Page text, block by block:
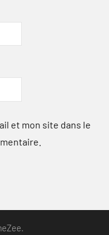
et mon site dans le